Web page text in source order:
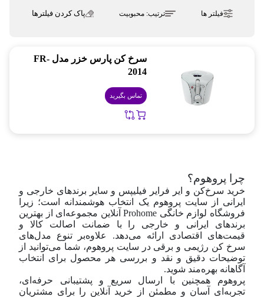
فیلتر ها ترتیب:محبوبیت پاک کردن فیلترها
سرخ کن پارس خزر مدل FR-
2014
تماس بگیرید
چرا پروهوم؟
خرید سرخ‌کن و ایر فرایر فیلیپس و سایر برندهای خارجی و
ایرانی از سایت پروهوم یک انتخاب هوشمندانه است؛ زیرا
فروشگاه لوازم خانگی
آنلاین مجموعه‌ای از بهترین
برندهای ایرانی و خارجی را با ضمانت اصالت کالا و
قیمت‌های اقتصادی ارائه می‌دهد. علاوه‌بر تنوع مدل‌های
سرخ کن رژیمی و برقی در سایت پروهوم، شما می‌توانید از
توضیحات دقیق و نقد و بررسی هر محصول برای انتخاب
آگاهانه بهره‌مند شوید.
پروهوم همچنین با ارسال سریع و پشتیبانی حرفه‌ای،
تجربه‌ای آسان و مطمئن از خرید آنلاین را برای مشتریان